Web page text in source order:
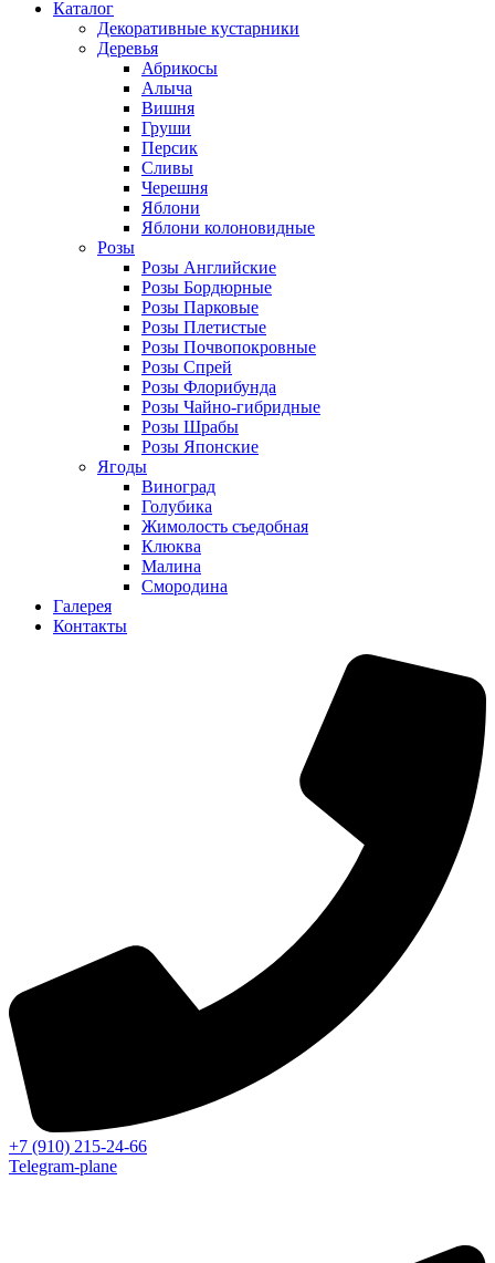
Каталог
Декоративные кустарники
Деревья
Абрикосы
Алыча
Вишня
Груши
Персик
Сливы
Черешня
Яблони
Яблони колоновидные
Розы
Розы Английские
Розы Бордюрные
Розы Парковые
Розы Плетистые
Розы Почвопокровные
Розы Спрей
Розы Флорибунда
Розы Чайно-гибридные
Розы Шрабы
Розы Японские
Ягоды
Виноград
Голубика
Жимолость съедобная
Клюква
Малина
Смородина
Галерея
Контакты
+7 (910) 215-24-66
Telegram-plane